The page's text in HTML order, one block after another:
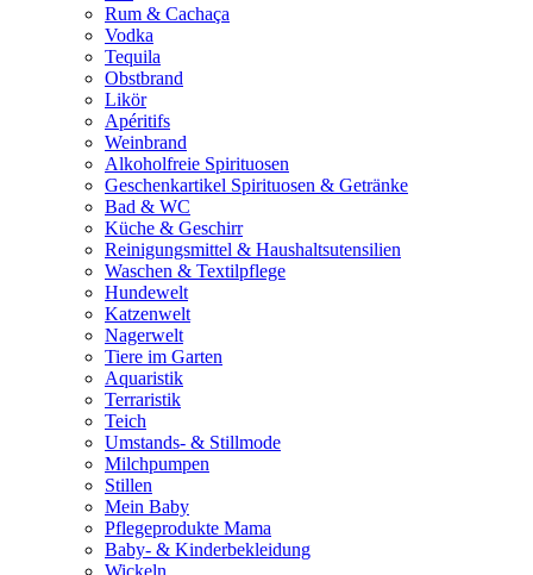
Rum & Cachaça
Vodka
Tequila
Obstbrand
Likör
Apéritifs
Weinbrand
Alkoholfreie Spirituosen
Geschenkartikel Spirituosen & Getränke
Bad & WC
Küche & Geschirr
Reinigungsmittel & Haushaltsutensilien
Waschen & Textilpflege
Hundewelt
Katzenwelt
Nagerwelt
Tiere im Garten
Aquaristik
Terraristik
Teich
Umstands- & Stillmode
Milchpumpen
Stillen
Mein Baby
Pflegeprodukte Mama
Baby- & Kinderbekleidung
Wickeln